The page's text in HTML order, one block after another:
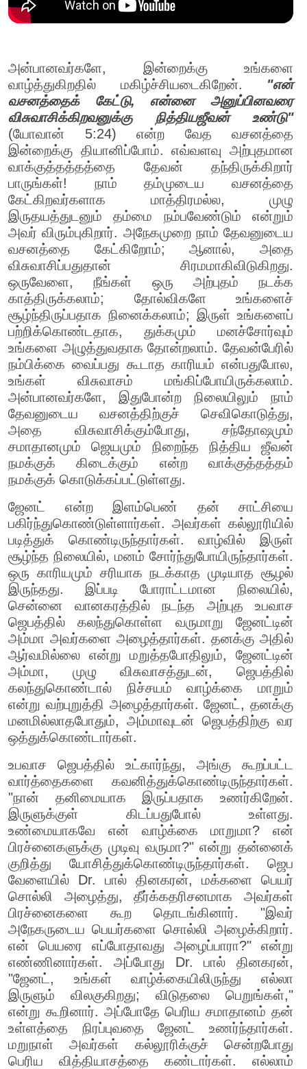
அன்பானவர்களே, இன்றைக்கு உங்களை
வாழ்த்துகிறதில் மகிழ்ச்சியடைகிறேன். "என்
வசனத்தைக் கேட்டு, என்னை அனுப்பினவரை
விசுவாசிக்கிறவனுக்கு நித்தியஜீவன் உண்டு"
(யோவான் 5:24) என்ற வேத வசனத்தை
இன்றைக்கு தியானிப்போம். எவ்வளவு அற்புதமான
வாக்குத்தத்தத்தை தேவன் தந்திருக்கிறார்
பாருங்கள்! நாம் தம்முடைய வசனத்தை
கேட்கிறவர்களாக மாத்திரமல்ல, முழு
இருதயத்துடனும் தம்மை நம்பவேண்டும் என்றும்
அவர் விரும்புகிறார். அநேகமுறை நாம் தேவனுடைய
வசனத்தை கேட்கிறோம்; ஆனால், அதை
விசுவாசிப்பதுதான் சிரமமாகிவிடுகிறது.
ஒருவேளை, நீங்கள் ஒரு அற்புதம் நடக்க
காத்திருக்கலாம்; தோல்விகளே உங்களைச்
சூழ்ந்திருப்பதாக நினைக்கலாம்; இருள் உங்களைப்
பற்றிக்கொண்டதாக, துக்கமும் மனச்சோர்வும்
உங்களை அழுத்துவதாக தோன்றலாம். தேவன்பேரில்
நம்பிக்கை வைப்பது கூடாத காரியம் என்பதுபோல,
உங்கள் விசுவாசம் மங்கிப்போயிருக்கலாம்.
அன்பானவர்களே, இதுபோன்ற நிலையிலும் நாம்
தேவனுடைய வசனத்திற்குச் செவிகொடுத்து,
அதை விசுவாசிக்கும்போது, சந்தோஷமும்
சமாதானமும் ஜெயமும் நிறைந்த நித்திய ஜீவன்
நமக்குக் கிடைக்கும் என்ற வாக்குத்தத்தம்
நமக்குக் கொடுக்கப்பட்டுள்ளது.
ஜேனட் என்ற இளம்பெண் தன் சாட்சியை
பகிர்ந்துகொண்டுள்ளார்கள். அவர்கள் கல்லூரியில்
படித்துக் கொண்டிருந்தார்கள். வாழ்வில் இருள்
சூழ்ந்த நிலையில், மனம் சோர்ந்துபோயிருந்தார்கள்.
ஒரு காரியமும் சரியாக நடக்காத முடியாத சூழல்
இருந்தது. இப்படி போராட்டமான நிலையில்,
சென்னை வானகரத்தில் நடந்த அற்புத உபவாச
ஜெபத்தில் கலந்துகொள்ள வருமாறு ஜேனட்டின்
அம்மா அவர்களை அழைத்தார்கள். தனக்கு அதில்
ஆர்வமில்லை என்று மறுத்தபோதிலும், ஜேனட்டின்
அம்மா, முழு விசுவாசத்துடன், ஜெபத்தில்
கலந்துகொண்டால் நிச்சயம் வாழ்க்கை மாறும்
என்று வற்புறுத்தி அழைத்தார்கள். ஜேனட், தனக்கு
மனமில்லாதபோதும், அம்மாவுடன் ஜெபத்திற்கு வர
ஒத்துக்கொண்டார்கள்.
உபவாச ஜெபத்தில் உட்கார்ந்து, அங்கு கூறப்பட்ட
வார்த்தைகளை கவனித்துக்கொண்டிருந்தார்கள்.
"நான் தனிமையாக இருப்பதாக உணர்கிறேன்.
இருளுக்குள் கிடப்பதுபோல் உள்ளது.
உண்மையாகவே என் வாழ்க்கை மாறுமா? என்
பிரச்னைகளுக்கு முடிவு வருமா?" என்று தன்னைக்
குறித்து யோசித்துக்கொண்டிருந்தார்கள். ஜெப
வேளையில் Dr. பால் தினகரன், மக்களை பெயர்
சொல்லி அழைத்து, தீர்க்கதரிசனமாக அவர்கள்
பிரச்னைகளை கூற தொடங்கினார். "இவர்
அநேகருடைய பெயர்களை சொல்லி அழைக்கிறார்.
என் பெயரை எப்போதாவது அழைப்பாரா?" என்று
எண்ணினார்கள். அப்போது Dr. பால் தினகரன்,
"ஜேனட், உங்கள் வாழ்க்கையிலிருந்து எல்லா
இருளும் விலகுகிறது; விடுதலை பெறுங்கள்,"
என்று கூறினார். அப்போதே பெரிய சமாதானம் தன்
உள்ளத்தை நிரப்புவதை ஜேனட் உணர்ந்தார்கள்.
மறுநாள் அவர்கள் கல்லூரிக்குச் சென்றபோது
பெரிய வித்தியாசத்தை கண்டார்கள். எல்லாம்